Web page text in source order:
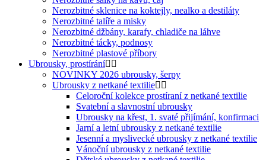
Nerozbitné sklenice na koktejly, nealko a destiláty
Nerozbitné talíře a misky
Nerozbitné džbány, karafy, chladiče na láhve
Nerozbitné tácky, podnosy
Nerozbitné plastové příbory
Ubrousky, prostírání
NOVINKY 2026 ubrousky, šerpy
Ubrousky z netkané textilie
Celoroční kolekce prostíraní z netkané textilie
Svatební a slavnostní ubrousky
Ubrousky na křest, 1. svaté přijímání, konfirmaci
Jarní a letní ubrousky z netkané textilie
Jesenní a myslivecké ubrousky z netkané textilie
Vánoční ubrousky z netkané textilie